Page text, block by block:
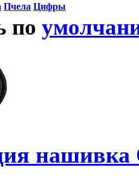
Пчела Цифры
по
нашивка